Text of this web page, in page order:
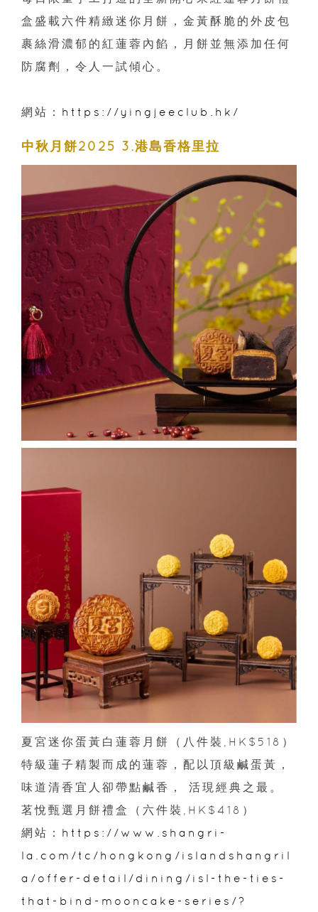
盒盛載六件精緻迷你月餅，金黃酥脆的外皮包
裹絲滑濃郁的紅蓮蓉內餡，月餅並無添加任何
防腐劑，令人一試傾心。
網站： https://yingjeeclub.hk/
中秋月餅2025 3.港島香格里拉
夏宮迷你蛋黃白蓮蓉月餅（八件裝,HK$518）
特級蓮子精製而成的蓮蓉，配以頂級鹹蛋黃，
味道清香宜人卻帶點鹹香， 活現經典之最。
茗悅甄選月餅禮盒（六件裝,HK$418）
網站： https://www.shangri-
la.com/tc/hongkong/islandshangril
a/offer-detail/dining/isl-the-ties-
that-bind-mooncake-series/?